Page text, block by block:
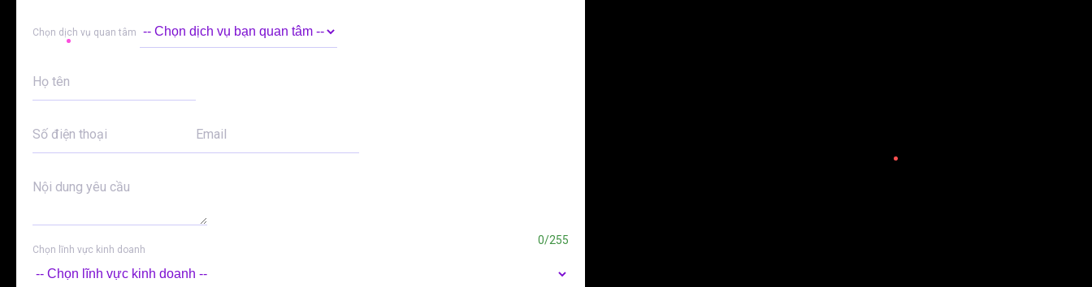
Chọn dịch vụ quan tâm
Họ tên
Số điện thoại Email
Nội dung yêu cầu
0/255
Chọn lĩnh vực kinh doanh
Alternative:
Alternative: